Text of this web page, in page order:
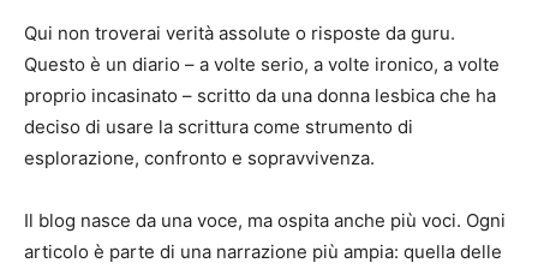
Qui non troverai verità assolute o risposte da guru.
Questo è un diario – a volte serio, a volte ironico, a volte
proprio incasinato – scritto da una donna lesbica che ha
deciso di usare la scrittura come strumento di
esplorazione, confronto e sopravvivenza.
Il blog nasce da una voce, ma ospita anche più voci. Ogni
articolo è parte di una narrazione più ampia: quella delle